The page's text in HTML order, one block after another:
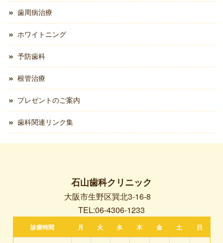
歯周病治療
ホワイトニング
予防歯科
根管治療
プレゼントのご案内
歯科関連リンク集
石山歯科クリニック
大阪市生野区巽北3-16-8
TEL:06-4306-1233
診療時間 月 火 水 木 金 土 日